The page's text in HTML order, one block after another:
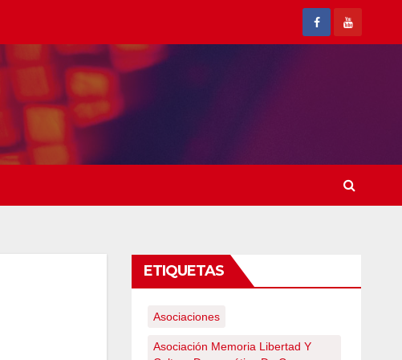
ETIQUETAS
Asociaciones
Asociación Memoria Libertad Y